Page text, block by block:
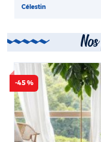
Célestin
-45 %